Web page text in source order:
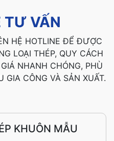
TƯ VẤN
HỆ HOTLINE ĐỂ ĐƯỢC
LOẠI THÉP, QUY CÁCH
NHANH CHÓNG, PHÙ
GIA CÔNG VÀ SẢN XUẤT.
KHUÔN MẪU